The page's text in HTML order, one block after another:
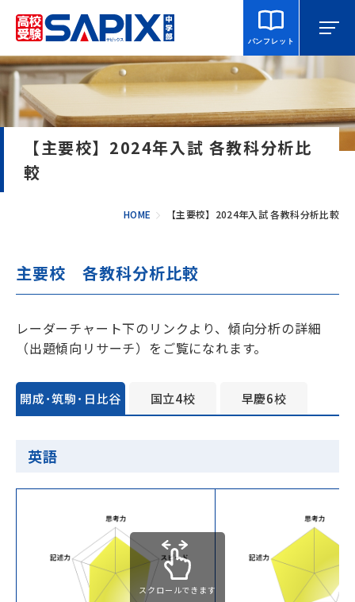
パンフレット
マイページ 相談・見学
SAPIX中学部とは
入室をご検討の方へ
合格・進学実績
企業情報
採用情報
プライバシーポリシー
【主要校】2024年入試 各教科分析比
較
HOME 【主要校】2024年入試 各教科分析比較
主要校 各教科分析比較
レーダーチャート下のリンクより、傾向分析の詳細
（出題傾向リサーチ）をご覧になれます。
開成･筑駒･日比谷 国立4校 早慶6校
英語
スクロールできます